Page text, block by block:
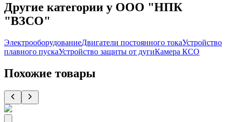
Другие категории у ООО "НПК
"ВЗСО"
ЭлектрооборудованиеДвигатели постоянного токаУстройство
плавного пускаУстройство защиты от дугиКамера КСО
Похожие товары